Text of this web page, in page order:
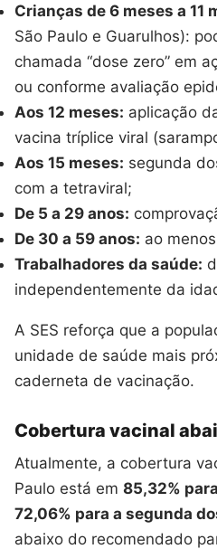
Crianças de 6 meses a 11
São Paulo e Guarulhos):
chamada “dose zero” em
ou conforme avaliação
Aos 12 meses: aplicação
vacina tríplice viral
Aos 15 meses: segunda
com a tetraviral;
De 5 a 29 anos:
De 30 a 59 anos: ao
Trabalhadores da saúde:
independentemente da
A SES reforça que a
unidade de saúde mais
caderneta de vacinação.
Cobertura vacinal
Atualmente, a cobertura
Paulo está em 85,32%
72,06% para a segunda
abaixo do recomendado